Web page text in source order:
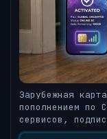
Зарубежная
пополнением по
сервисов,